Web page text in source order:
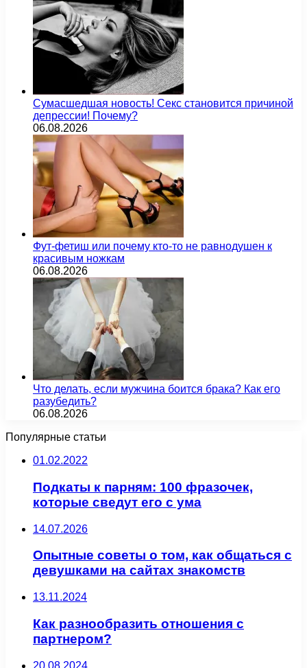
Сумасшедшая новость! Секс становится причиной
депрессии! Почему?
06.08.2026
Фут-фетиш или почему кто-то не равнодушен к
красивым ножкам
06.08.2026
Что делать, если мужчина боится брака? Как его
разубедить?
06.08.2026
Популярные статьи
01.02.2022
Подкаты к парням: 100 фразочек,
которые сведут его с ума
14.07.2026
Опытные советы о том, как общаться с
девушками на сайтах знакомств
13.11.2024
Как разнообразить отношения с
партнером?
20.08.2024